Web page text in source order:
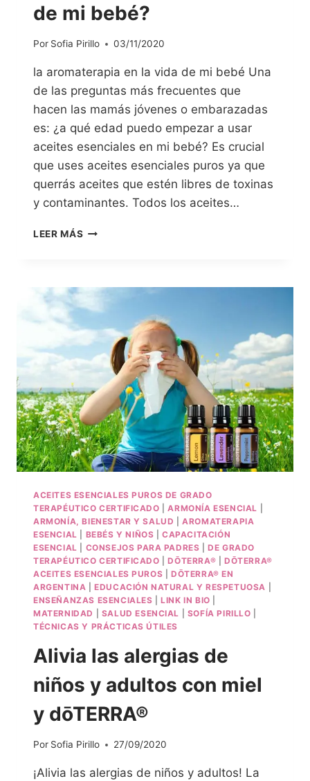
de mi bebé?
Por Sofia Pirillo 03/11/2020
la aromaterapia en la vida de mi bebé Una
de las preguntas más frecuentes que
hacen las mamás jóvenes o embarazadas
es: ¿a qué edad puedo empezar a usar
aceites esenciales en mi bebé? Es crucial
que uses aceites esenciales puros ya que
querrás aceites que estén libres de toxinas
y contaminantes. Todos los aceites…
LEER MÁS
ACEITES ESENCIALES PUROS DE GRADO
TERAPÉUTICO CERTIFICADO |ARMONÍA ESENCIAL
ARMONÍA, BIENESTAR Y SALUD |AROMATERAPIA
ESENCIAL
BEBÉS Y NIÑOS |CAPACITACIÓN
ESENCIAL
CONSEJOS PARA PADRES |DE GRADO
TERAPÉUTICO CERTIFICADO |DŌTERRA® |DŌTERRA®
ACEITES ESENCIALES PUROS |DŌTERRA® EN
ARGENTINA |EDUCACIÓN NATURAL Y RESPETUOSA
ENSEÑANZAS ESENCIALES |LINK IN BIO
MATERNIDAD
SALUD ESENCIAL SOFÍA PIRILLO
TÉCNICAS Y PRÁCTICAS ÚTILES
Alivia las alergias de
niños y adultos con miel
y dōTERRA®
Por Sofia Pirillo 27/09/2020
¡Alivia las alergias de niños y adultos! La